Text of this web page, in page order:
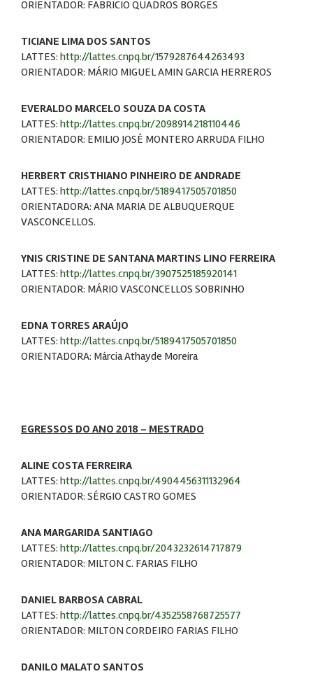
ORIENTADOR: FABRICIO QUADROS BORGES
TICIANE LIMA DOS SANTOS
LATTES: http://lattes.cnpq.br/1579287644263493
ORIENTADOR: MÁRIO MIGUEL AMIN GARCIA HERREROS
EVERALDO MARCELO SOUZA DA COSTA
LATTES: http://lattes.cnpq.br/2098914218110446
ORIENTADOR: EMILIO JOSÉ MONTERO ARRUDA FILHO
HERBERT CRISTHIANO PINHEIRO DE ANDRADE
LATTES: http://lattes.cnpq.br/5189417505701850
ORIENTADORA: ANA MARIA DE ALBUQUERQUE
VASCONCELLOS.
YNIS CRISTINE DE SANTANA MARTINS LINO FERREIRA
LATTES: http://lattes.cnpq.br/3907525185920141
ORIENTADOR: MÁRIO VASCONCELLOS SOBRINHO
EDNA TORRES ARAÚJO
LATTES: http://lattes.cnpq.br/5189417505701850
ORIENTADORA: Márcia Athayde Moreira
EGRESSOS DO ANO 2018 – MESTRADO
ALINE COSTA FERREIRA
LATTES: http://lattes.cnpq.br/4904456311132964
ORIENTADOR: SÉRGIO CASTRO GOMES
ANA MARGARIDA SANTIAGO
LATTES: http://lattes.cnpq.br/2043232614717879
ORIENTADOR: MILTON C. FARIAS FILHO
DANIEL BARBOSA CABRAL
LATTES: http://lattes.cnpq.br/4352558768725577
ORIENTADOR: MILTON CORDEIRO FARIAS FILHO
DANILO MALATO SANTOS